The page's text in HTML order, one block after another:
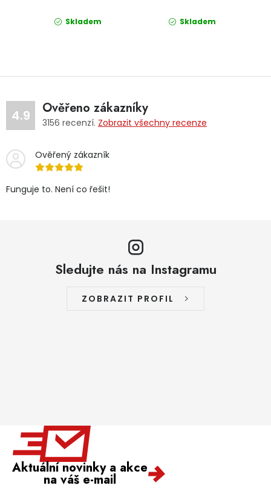
Skladem Skladem
4.9 Ověřeno zákazníky
3156 recenzí. Zobrazit všechny recenze
Ověřený zákazník
Funguje to. Není co řešit!
Sledujte nás na Instagramu
ZOBRAZIT PROFIL
Aktuální novinky a akce
na váš e-mail